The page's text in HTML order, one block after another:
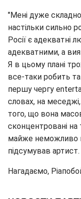
"Мені дуже складно
настільки сильно
Росії є адекватні
адекватними, а
Я в цьому плані
все-таки робить
першу чергу
словах, на меседжі,
того, що вона
сконцентровані на
майже неможливо
підсумував артист.
Нагадаємо,